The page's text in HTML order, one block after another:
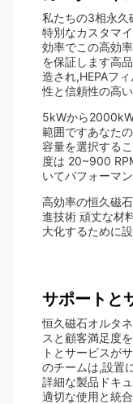
私たちの3相永久
特別なカスタマ
効率でこの高効
を保証します高
造され,HEPAフ
性と信頼性の高
5kWから
範囲ですあなた
容量を選択する
度は 20~900
いてパフォーマ
高効率の恒久磁
進技術 頑丈な材
大化するために
サポートと
恒久磁石オルタ
スと顧客満足度
トとサービスが
のチームは,設置
詳細な製品ドキ
適切な使用と統